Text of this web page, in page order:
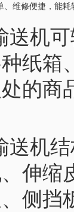
修便捷，能耗
送机
纸箱
的商
送机
伸缩
侧挡